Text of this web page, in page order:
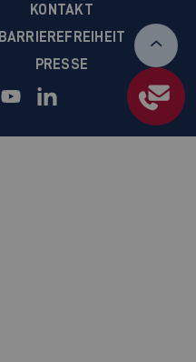
KONTAKT
BARRIEREFREIHEIT
PRESSE